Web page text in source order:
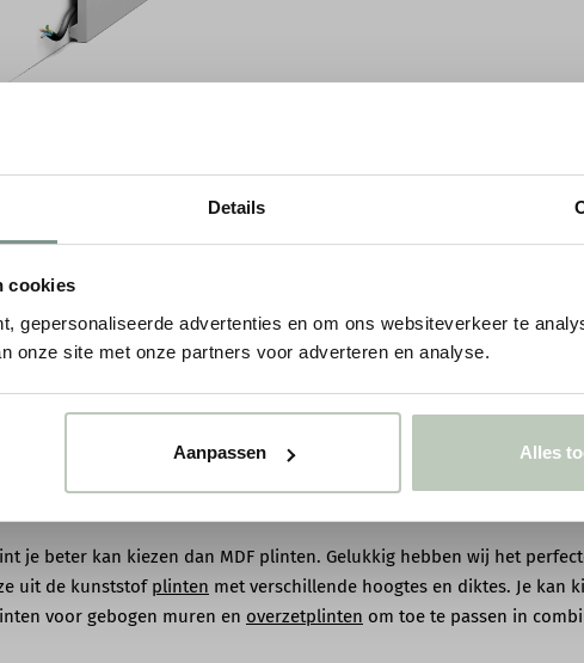
Details
cookies
gepersonaliseerde advertenties en om ons websiteverkeer te
onze site met onze partners voor adverteren en analyse.
Aanpassen Alles
je beter kan kiezen dan MDF plinten. Gelukkig hebben wij het
uit de kunststof plinten met verschillende hoogtes en diktes. Je kan
voor gebogen muren en overzetplinten om toe te passen in